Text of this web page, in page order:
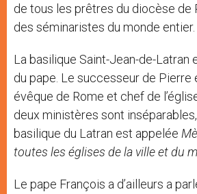
de tous les prêtres du diocèse de
des séminaristes du monde entier.
La basilique Saint-Jean-de-Latran
du pape. Le successeur de Pierre
évêque de Rome et chef de
deux ministères sont
basilique du Latran est appelée
toutes les églises de la ville et du
Le pape François a d’ailleurs a